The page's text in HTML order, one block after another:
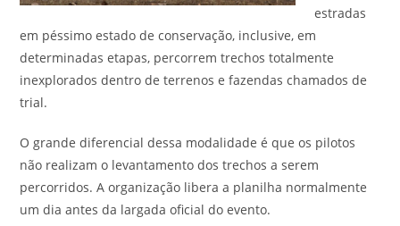
estradas
em péssimo estado de conservação, inclusive, em
determinadas etapas, percorrem trechos totalmente
inexplorados dentro de terrenos e fazendas chamados de
trial.
O grande diferencial dessa modalidade é que os pilotos
não realizam o levantamento dos trechos a serem
percorridos. A organização libera a planilha normalmente
um dia antes da largada oficial do evento.